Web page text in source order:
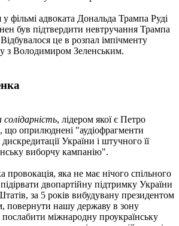
фільмі адвоката Дональда Трампа Руді
був підтвердити невтручання Трампа
це в розпал імпічменту
з Володимиром Зеленським.
солідарність, лідером якої є Петро
оприлюднені "аудіофрагменти
України і штучного її
виборчу кампанію".
провокація, яка не має нічого спільного
двопартійну підтримку України
за 5 років вибудувану президентом
нашу державу в зону
послабити міжнародну проукраїнську